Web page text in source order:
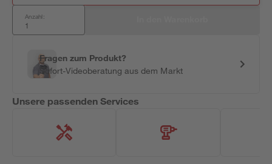
Anzahl:
Fragen zum Produkt?
Sofort-Videoberatung aus dem Markt
Unsere passenden Services